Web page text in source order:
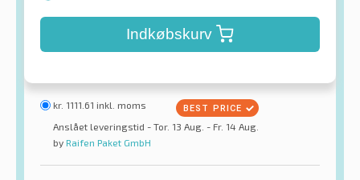
Indkøbskurv
kr. 1111.61 inkl. moms
Anslået leveringstid - Tor. 13 Aug. - Fr. 14 Aug.
by Raifen Paket GmbH